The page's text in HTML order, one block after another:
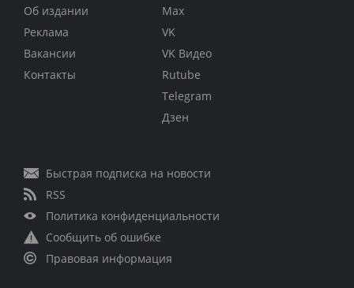
Об издании
Реклама
Вакансии
Контакты
Max
VK
VK Видео
Rutube
Telegram
Дзен
Быстрая подписка на новости
RSS
Политика конфиденциальности
Сообщить об ошибке
Правовая информация